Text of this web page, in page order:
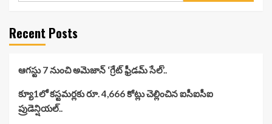
Recent Posts
ఆగస్టు 7 నుంచి అమెజాన్ ‘గ్రేట్ ఫ్రీడమ్ సేల్’..
క్యూ1లో కస్టమర్లకు రూ. 4,666 కోట్లు చెల్లించిన ఐసీఐసీఐ
ప్రుడెన్షియల్..